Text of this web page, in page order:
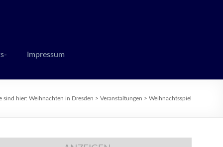
Impressum
sind hier: Weihnachten in Dresden > Veranstaltungen > Weihnachtsspiel